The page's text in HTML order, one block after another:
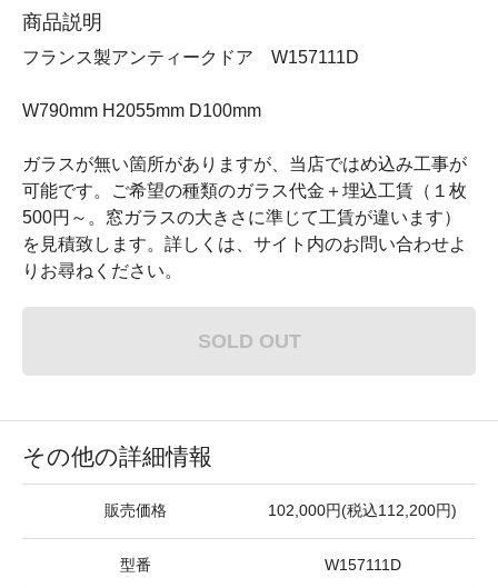
商品説明
フランス製アンティークドア W157111D
W790mm H2055mm D100mm
ガラスが無い箇所がありますが、当店ではめ込み工事が
可能です。ご希望の種類のガラス代金＋埋込工賃（１枚
500円～。窓ガラスの大きさに準じて工賃が違います）
を見積致します。詳しくは、サイト内のお問い合わせよ
りお尋ねください。
SOLD OUT
その他の詳細情報
販売価格 102,000円(税込112,200円)
型番 W157111D